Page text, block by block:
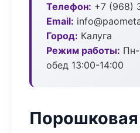
Телефон: +7 (968)
Email:
Город: Калуга
Режим работы:
обед 13:00-14:00
Порошковая